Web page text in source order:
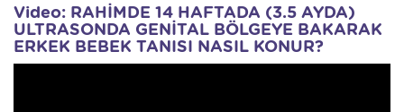
Video: RAHİMDE 14 HAFTADA (3.5 AYDA)
ULTRASONDA GENİTAL BÖLGEYE BAKARAK
ERKEK BEBEK TANISI NASIL KONUR?